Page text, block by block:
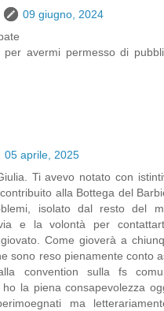
09 giugno, 2024
avermi permesso di
05 aprile, 2025
Ti avevo notato con
alla Bottega del
isolato dal resto del
e la volontà per
Come gioverà a
sono reso pienamente conto
convention sulla fs
la piena consapevolezza
ma